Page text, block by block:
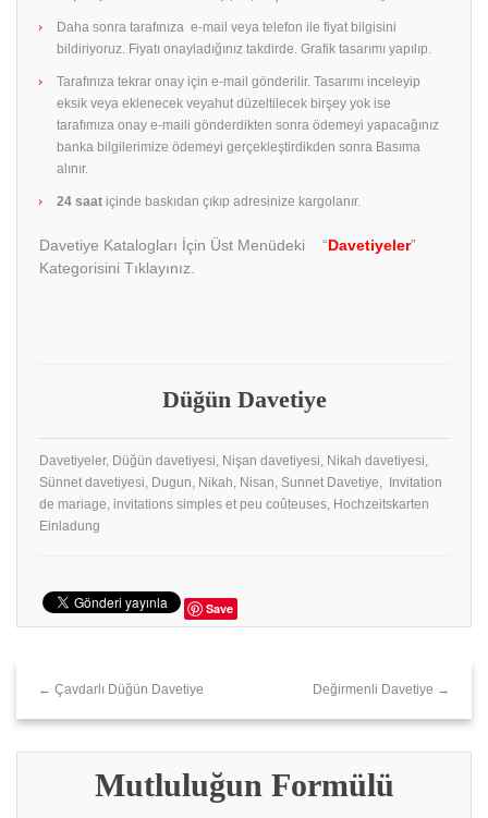
Daha sonra tarafınıza e-mail veya telefon ile fiyat bilgisini
bildiriyoruz. Fiyatı onayladığınız takdirde. Grafik tasarımı yapılıp.
Tarafınıza tekrar onay için e-mail gönderilir. Tasarımı inceleyip
eksik veya eklenecek veyahut düzeltilecek birşey yok ise
tarafımıza onay e-maili gönderdikten sonra ödemeyi yapacağınız
banka bilgilerimize ödemeyi gerçekleştirdikden sonra Basıma
alınır.
24 saat içinde baskıdan çıkıp adresinize kargolanır.
Davetiye Katalogları İçin Üst Menüdeki “Davetiyeler”
Kategorisini Tıklayınız.
Düğün Davetiye
Davetiyeler, Düğün davetiyesi, Nişan davetiyesi, Nikah davetiyesi,
Sünnet davetiyesi, Dugun, Nikah, Nisan, Sunnet Davetiye, Invitation
de mariage, invitations simples et peu coûteuses, Hochzeitskarten
Einladung
Save
← Çavdarlı Düğün Davetiye Değirmenli Davetiye →
Mutluluğun Formülü